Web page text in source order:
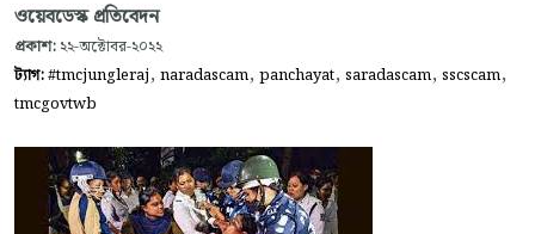
ওয়েবডেস্ক প্রতিবেদন
প্রকাশ: ২২-অক্টোবর-২০২২
ট্যাগ:#tmcjungleraj, naradascam, panchayat, saradascam, sscscam,
tmcgovtwb